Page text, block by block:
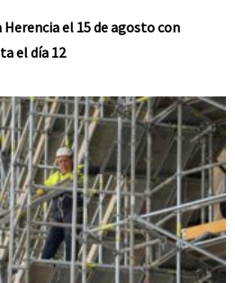
el 15 de agosto con
el día 12